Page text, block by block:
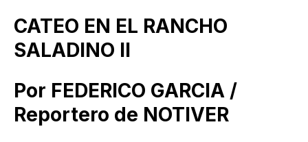
CATEO EN EL RANCHO
SALADINO II
Por FEDERICO GARCIA /
Reportero de NOTIVER